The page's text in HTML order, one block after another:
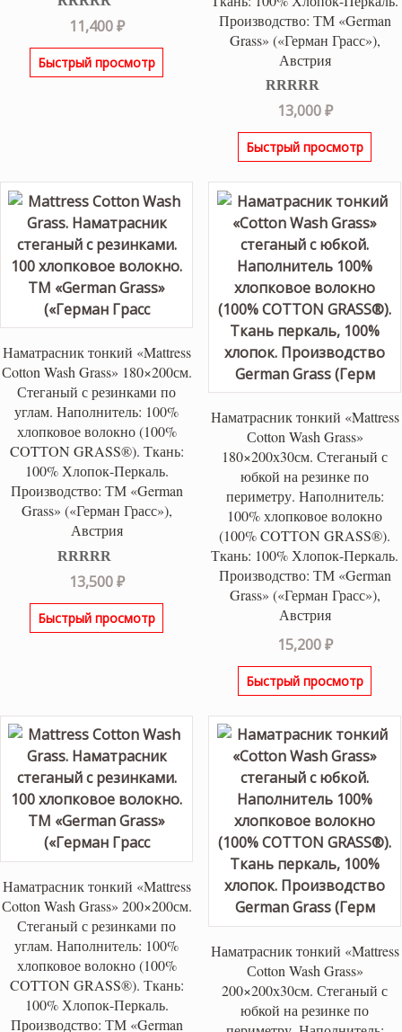
Оценка5.00
из 5
11,400₽
Быстрый просмотр
Производство: ТМ «German
Grass» («Герман Грасс»),
Австрия
Оценка5.00
из 5
13,000₽
Быстрый просмотр
Наматрасник тонкий «Mattress
Сotton Wash Grass» 180×200см.
Стеганый с резинками по
углам. Наполнитель: 100%
хлопковое волокно (100%
COTТON GRASS®). Ткань:
100% Хлопок-Перкаль.
Производство: ТМ «German
Grass» («Герман Грасс»),
Австрия
Оценка5.00
из 5
13,500₽
Быстрый просмотр
Наматрасник тонкий «Mattress
Сotton Wash Grass»
180×200х30см. Стеганый с
юбкой на резинке по
периметру. Наполнитель:
100% хлопковое волокно
(100% COTТON GRASS®).
Ткань: 100% Хлопок-Перкаль.
Производство: ТМ «German
Grass» («Герман Грасс»),
Австрия
15,200₽
Быстрый просмотр
Наматрасник тонкий «Mattress
Сotton Wash Grass» 200×200см.
Стеганый с резинками по
углам. Наполнитель: 100%
хлопковое волокно (100%
COTТON GRASS®). Ткань:
100% Хлопок-Перкаль.
Производство: ТМ «German
Наматрасник тонкий «Mattress
Сotton Wash Grass»
200×200х30см. Стеганый с
юбкой на резинке по